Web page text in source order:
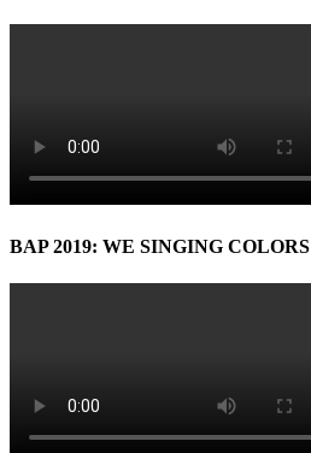
BAP 2019: WE SINGING COLORS